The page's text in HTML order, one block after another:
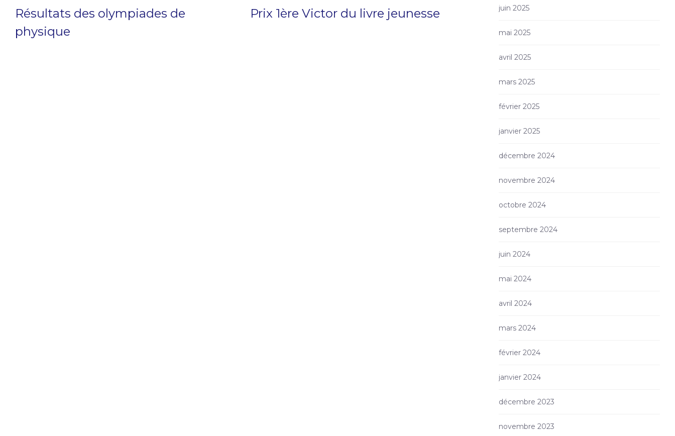
Résultats des olympiades de
physique
Prix 1ère Victor du livre jeunesse juin 2025
mai 2025
avril 2025
mars 2025
février 2025
janvier 2025
décembre 2024
novembre 2024
octobre 2024
septembre 2024
juin 2024
mai 2024
avril 2024
mars 2024
février 2024
janvier 2024
décembre 2023
novembre 2023